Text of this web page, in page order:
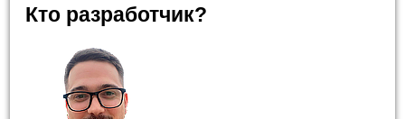
Кто разработчик?